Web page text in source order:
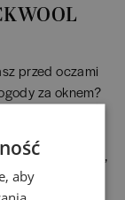
przed oczami
za oknem?
skutecznie
zupełnie
miejsce,
świadomie
aby